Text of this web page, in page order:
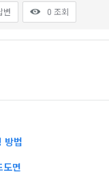
변 0 조회
방법
면